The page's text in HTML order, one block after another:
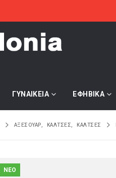
ΓΥΝΑΙΚΕΙΑ ΕΦΗΒΙΚΑ
ΑΞΕΣΟΥΑΡ ΚΑΛΤΣΕΣ ΚΑΛΤΣΕΣ
NEO